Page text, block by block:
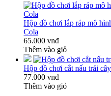
Hộp đồ chơi lắp ráp mô
Cola
65.000 vnđ
Thêm vào giỏ
Hộp đồ chơi cắt nấu trái
77.000 vnđ
Thêm vào giỏ